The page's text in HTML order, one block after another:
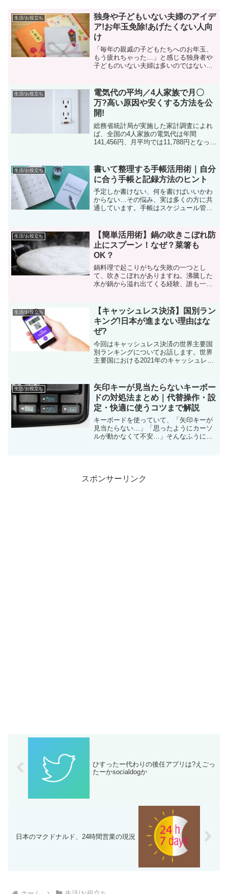
生活/お役立ち
独身や子どもいない夫婦のアイデ
ア!お年玉免除!あげたくない人向
け
「毎年の親戚の子どもたちへのお年玉、
もう疲れちゃった…」と感じる独身者や
子どものいない夫婦は多いのではないで
します。お年玉をあげるのが大変と思っ
ている方々におすすめです...
生活/お役立ち
電気代の平均／4人家族で月〇
万?高い原因や安くする方法を公
開!
総務省統計局が実施した家計調査によれ
ば、全国の4人家族の電気代は年間
141,456円、月平均では11,788円となって
すよ。ご家庭によっては、どの部分で...
生活/お役立ち
書いて整理する手帳活用術｜自分
に合う手帳と記録方法のヒント
予定しか書けない、何を書けばいいかわ
からない…その悩み、実は多くの方に共
通しています。手帳はスケジュール管理
の幅が広がることがあります。予定だけ
でなく、ふとした気づきや...
生活/お役立ち
【簡単活用術】鍋の吹きこぼれ防
止にスプーン！なぜ？菜箸も
OK？
鍋料理で起こりがちな失敗の一つとし
て、吹きこぼれがありますね。沸騰した
水が鍋から溢れ出てくる経験、誰も一度
せんが、そう簡単にいかないから吹きこ
ぼれてしまうのです！それを...
生活/お役立ち
【キャッシュレス決済】国別ラン
キング!日本が進まない理由はな
ぜ?
今回はキャッシュレス決済の世界主要国
別ランキングについてお話します。世界
主要国における2021年のキャッシュレス
位：カナダ62.0%4位：オーストラリア
59.0...
生活/お役立ち
矢印キーが見当たらないキーボー
ドの対処法まとめ｜代替操作・設
定・快適に使うコツまで解説
キーボードを使っていて、「矢印キーが
見当たらない…」「思ったようにカーソ
ルが動かなくて不安…」そんなふうに感
スポンサーリンク
ひすったー代わりの後任アプリは?えごっ
たーかsocialdogか
日本のマクドナルド、24時間営業の現況